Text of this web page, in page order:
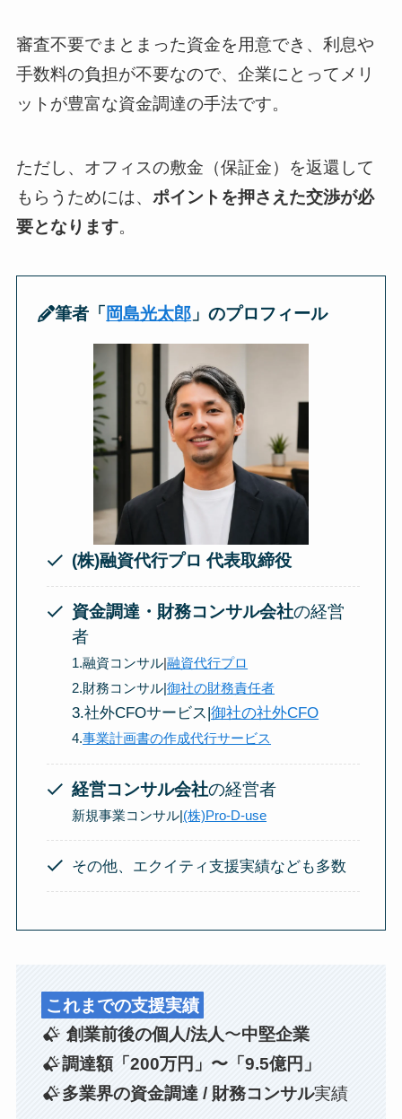
審査不要でまとまった資金を用意でき、利息や
手数料の負担が不要なので、企業にとってメリ
ットが豊富な資金調達の手法です。
ただし、オフィスの敷金（保証金）を返還して
もらうためには、 ポイントを押さえた交渉が必
要となります。
筆者「岡島光太郎 」のプロフィール
(株)融資代行プロ 代表取締役
資金調達・財務コンサル会社の経営
者
1.融資コンサル |融資代行プロ
2.財務コンサル|御社の財務責任者
3.社外CFOサービス|御社の社外CFO
4.事業計画書の作成代行サービス
経営コンサル会社の経営者
新規事業コンサル|(株)Pro-D-use
その他、エクイティ支援実績なども多数
これまでの支援実績
創業前後の個人/法人〜中堅企業
調達額「200万円」〜「9.5億円」
多業界の資金調達 / 財務コンサル実績